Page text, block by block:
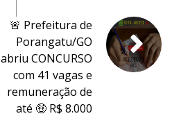
🚨 Prefeitura de
Porangatu/GO
abriu CONCURSO
com 41 vagas e
remuneração de
até 🤑 R$ 8.000